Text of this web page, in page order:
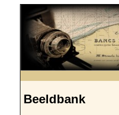
Beeldbank